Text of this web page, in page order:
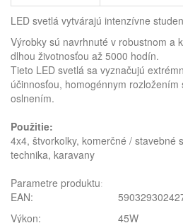
LED svetlá vytvárajú intenzívne
Výrobky sú navrhnuté v robustnom a
dlhou životnosťou až 5000 hodín.
Tieto LED svetlá sa vyznačujú
účinnosťou, homogénnym rozložením
oslnením.
Použitie:
4x4, štvorkolky, komerčné / stavebné
technika, karavany
Parametre produktu:
EAN:
Výkon:
45W